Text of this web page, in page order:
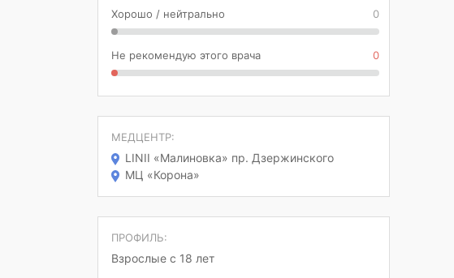
Хорошо / нейтрально 0
Не рекомендую этого врача 0
МЕДЦЕНТР:
LINII «Малиновка» пр. Дзержинского
МЦ «Корона»
ПРОФИЛЬ:
Взрослые с 18 лет